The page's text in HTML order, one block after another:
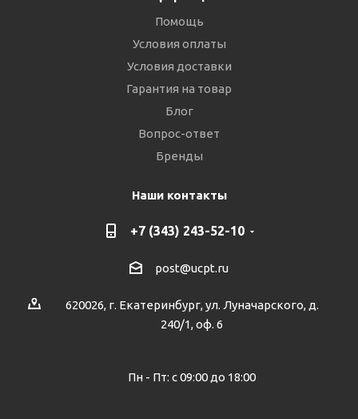
Помощь
Условия оплаты
Условия доставки
Гарантия на товар
Блог
Вопрос-ответ
Бренды
Наши контакты
+7 (343) 243-52-10
post@ucpt.ru
620026, г. Екатеринбург, ул. Луначарского, д.
240/1, оф. 6
Пн - Пт: с 09:00 до 18:00